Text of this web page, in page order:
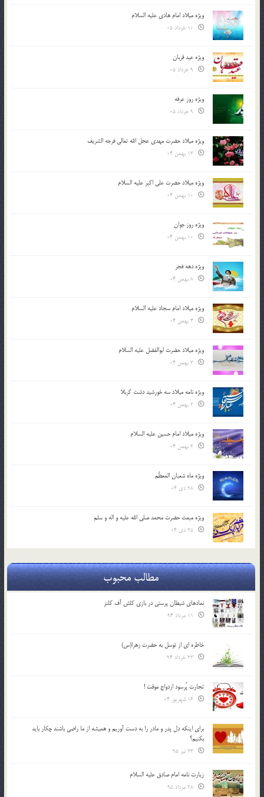
ویژه میلاد امام هادی علیه السلام
ویژه عید قربان
ویژه روز عرفه
ویژه میلاد حضرت مهدی عجل الله تعالی فرجه الشريف
ویژه میلاد حضرت علی اکبر علیه السلام
ویژه روز جوان
ویژه دهه فجر
ویژه میلاد امام سجاد علیه السلام
ویژه میلاد حضرت ابوالفضل علیه السلام
ویژه نامه میلاد سه خورشید دشت کربلا
ویژه میلاد امام حسین علیه السلام
ویژه ماه شعبان المعظّم
ویژه مبعث حضرت محمد صلی الله علیه و اله و سلم
مطالب محبوب
نمادهای شیطان پرستی در بازی کلش آف کلنز
خاطره ای از توسل به حضرت زهرا(س)
تجارت پُرسود ازدواج موقت !
براي اينكه دل پدر و مادر را به دست آوريم و هميشه از ما راضي باشند چكار بايد
بكنيم؟
زیارت نامه امام صادق علیه السلام